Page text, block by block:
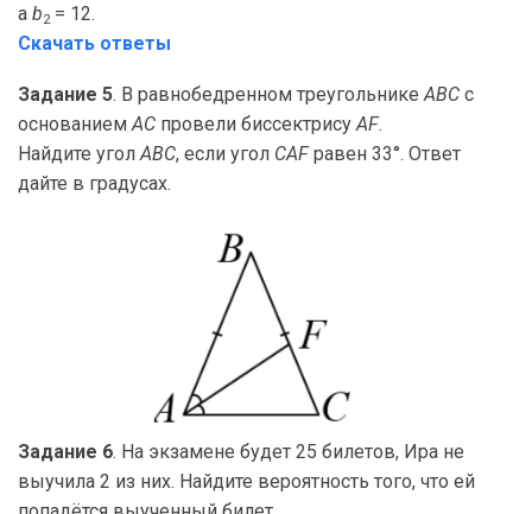
а b2 = 12.
Скачать ответы
Задание 5. В равнобедренном треугольникеABC с
основаниемAC провели биссектрисуAF.
Найдите уголABC, если угол CAFравен 33°. Ответ
дайте в градусах.
Задание 6. На экзамене будет 25 билетов, Ира не
выучила 2 из них. Найдите вероятность того, что ей